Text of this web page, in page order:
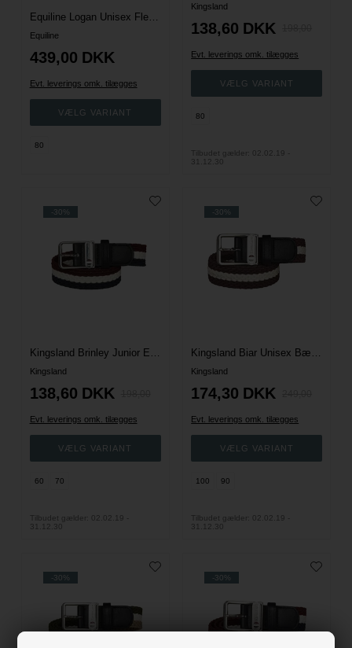
Equiline Logan Unisex Fletbælte - Brun
Equiline
439,00 DKK
Evt. leverings omk. tilægges
80
Kingsland
138,60 DKK
Evt. leverings omk. tilægges
80
Tilbudet gælder: 02.02.19 -
31.12.30
-30%
Kingsland Brinley Junior Elastik Bælte - New KL Burgundy
Kingsland
138,60 DKK
Evt. leverings omk. tilægges
60 70
Tilbudet gælder: 02.02.19 -
31.12.30
-30%
Kingsland Biar Unisex Bælte - Purple Flint
Kingsland
174,30 DKK
Evt. leverings omk. tilægges
100 90
Tilbudet gælder: 02.02.19 -
31.12.30
-30% -30%